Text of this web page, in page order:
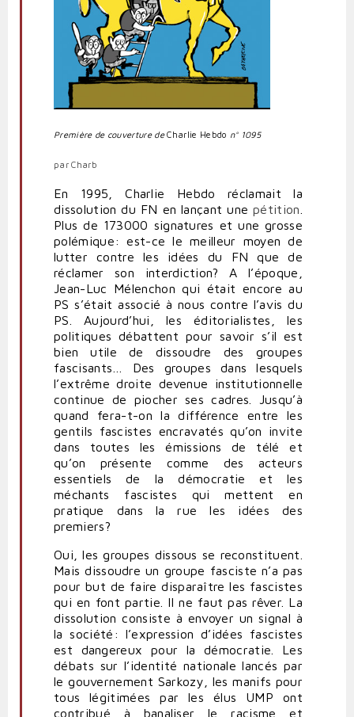
Première de couverture deCharlie Hebdo n° 1095
par Charb
En 1995, Charlie Hebdo réclamait la
dissolution du FN en lançant unepétition
Plus de 173000 signatures et une grosse
polémique: est-ce le meilleur moyen de
lutter contre les idées du FN que de
réclamer son interdiction? A l’époque,
Jean-Luc Mélenchon qui était encore au
PS s’était associé à nous contre l’avis du
PS. Aujourd’hui, les éditorialistes, les
politiques débattent pour savoir s’il est
bien utile de dissoudre des groupes
fascisants… Des groupes dans lesquels
l’extrême droite devenue institutionnelle
continue de piocher ses cadres. Jusqu’à
quand fera-t-on la différence entre les
gentils fascistes encravatés qu’on invite
dans toutes les émissions de télé et
qu’on présente comme des acteurs
essentiels de la démocratie et les
méchants fascistes qui mettent en
pratique dans la rue les idées des
premiers?
Oui, les groupes dissous se reconstituent.
Mais dissoudre un groupe fasciste n’a pas
pour but de faire disparaître les fascistes
qui en font partie. Il ne faut pas rêver. La
dissolution consiste à envoyer un signal à
la société: l’expression d’idées fascistes
est dangereux pour la démocratie. Les
débats sur l’identité nationale lancés par
le gouvernement Sarkozy, les manifs pour
tous légitimées par les élus UMP ont
contribué à banaliser le racisme et